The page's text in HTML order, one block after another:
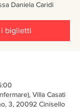
Daniela Caridi
biglietti
Villa Casati
3, 20092 Cinisello